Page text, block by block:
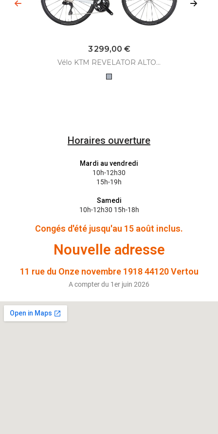
Prix
3 299,00 €
Vélo KTM REVELATOR ALTO...
Gris
Horaires ouverture
Mardi au vendredi
10h-12h30
15h-19h
Samedi
10h-12h30 15h-18h
Congés d'été jusqu'au 15 août inclus.
Nouvelle adresse
11 rue du Onze novembre 1918 44120 Vertou
A compter du 1er juin 2026